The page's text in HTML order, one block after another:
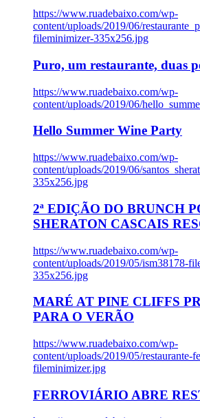
https://www.ruadebaixo.com/wp-
content/uploads/2019/06/
fileminimizer-335x256.jpg
Puro, um restaurante, duas
https://www.ruadebaixo.com/wp-
content/uploads/2019/06/
Hello Summer Wine Party
https://www.ruadebaixo.com/wp-
content/uploads/2019/06/
335x256.jpg
2ª EDIÇÃO DO BRUNCH
SHERATON CASCAIS
https://www.ruadebaixo.com/wp-
content/uploads/2019/05/ism38178-
335x256.jpg
MARÉ AT PINE CLIFFS
PARA O VERÃO
https://www.ruadebaixo.com/wp-
content/uploads/2019/05/restaurante-
fileminimizer.jpg
FERROVIÁRIO ABRE